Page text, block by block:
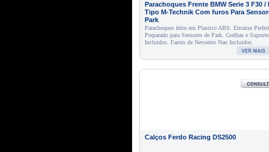
Parachoques Frente BMW Serie 3 F30 /
Tipo M-Technik Com furos Para
Park
Parachoques feito em Plastico ABS. Encaixe
Preparado para Sensores de Park. Grelhas e
Incluidos. Farois de Nevoeiro Nao Incluidos.
Calços Ferdo Racing DS2500